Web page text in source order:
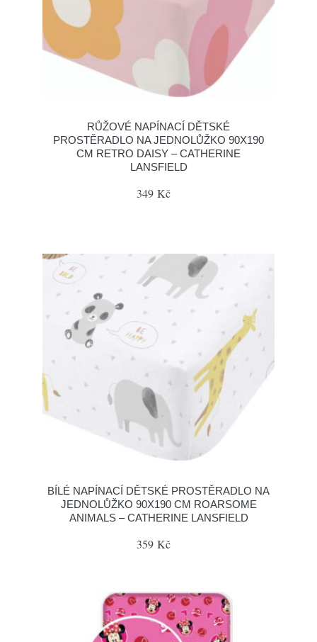
RŮŽOVÉ NAPÍNACÍ DĚTSKÉ
PROSTĚRADLO NA JEDNOLŮŽKO 90X190
CM RETRO DAISY – CATHERINE
LANSFIELD
349 Kč
BÍLÉ NAPÍNACÍ DĚTSKÉ PROSTĚRADLO NA
JEDNOLŮŽKO 90X190 CM ROARSOME
ANIMALS – CATHERINE LANSFIELD
359 Kč